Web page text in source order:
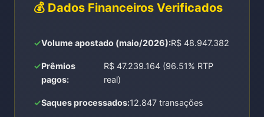
💰 Dados Financeiros Verificados
Volume apostado (maio/2026):R$ 48.947.382
Prêmios
pagos:
R$ 47.239.164 (96.51% RTP
real)
Saques processados:12.847 transações